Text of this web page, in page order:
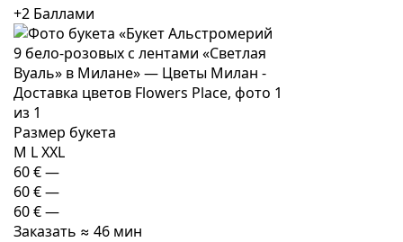
+2 Баллами
Размер букета
M LXXL
60 €—
60 €—
60 €—
Заказать ≈ 46 мин